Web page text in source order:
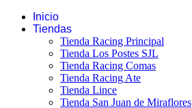
Inicio
Tiendas
Tienda Racing Principal
Tienda Los Postes SJL
Tienda Racing Comas
Tienda Racing Ate
Tienda Lince
Tienda San Juan de Miraflores